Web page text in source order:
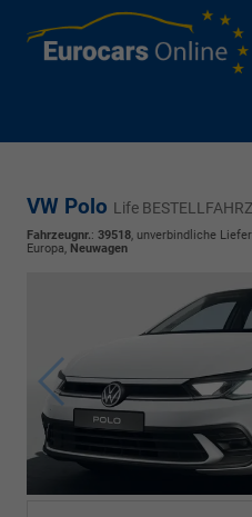
VW Polo Life
Fahrzeugnr.: 39518, unverbindliche
Europa, Neuwagen